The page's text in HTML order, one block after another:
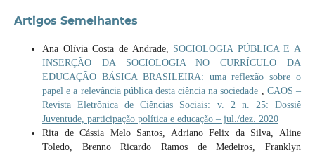
Artigos Semelhantes
Ana Olívia Costa de Andrade, SOCIOLOGIA PÚBLICA E A
INSERÇÃO DA SOCIOLOGIA NO CURRÍCULO DA
EDUCAÇÃO BÁSICA BRASILEIRA: uma reflexão sobre o
papel e a relevância pública desta ciência na sociedade
CAOS –
Revista Eletrônica de Ciências Sociais: v. 2 n. 25: Dossiê
Juventude, participação política e educação – jul./dez. 2020
Rita de Cássia Melo Santos, Adriano Felix da Silva, Aline
Toledo, Brenno Ricardo Ramos de Medeiros, Franklyn